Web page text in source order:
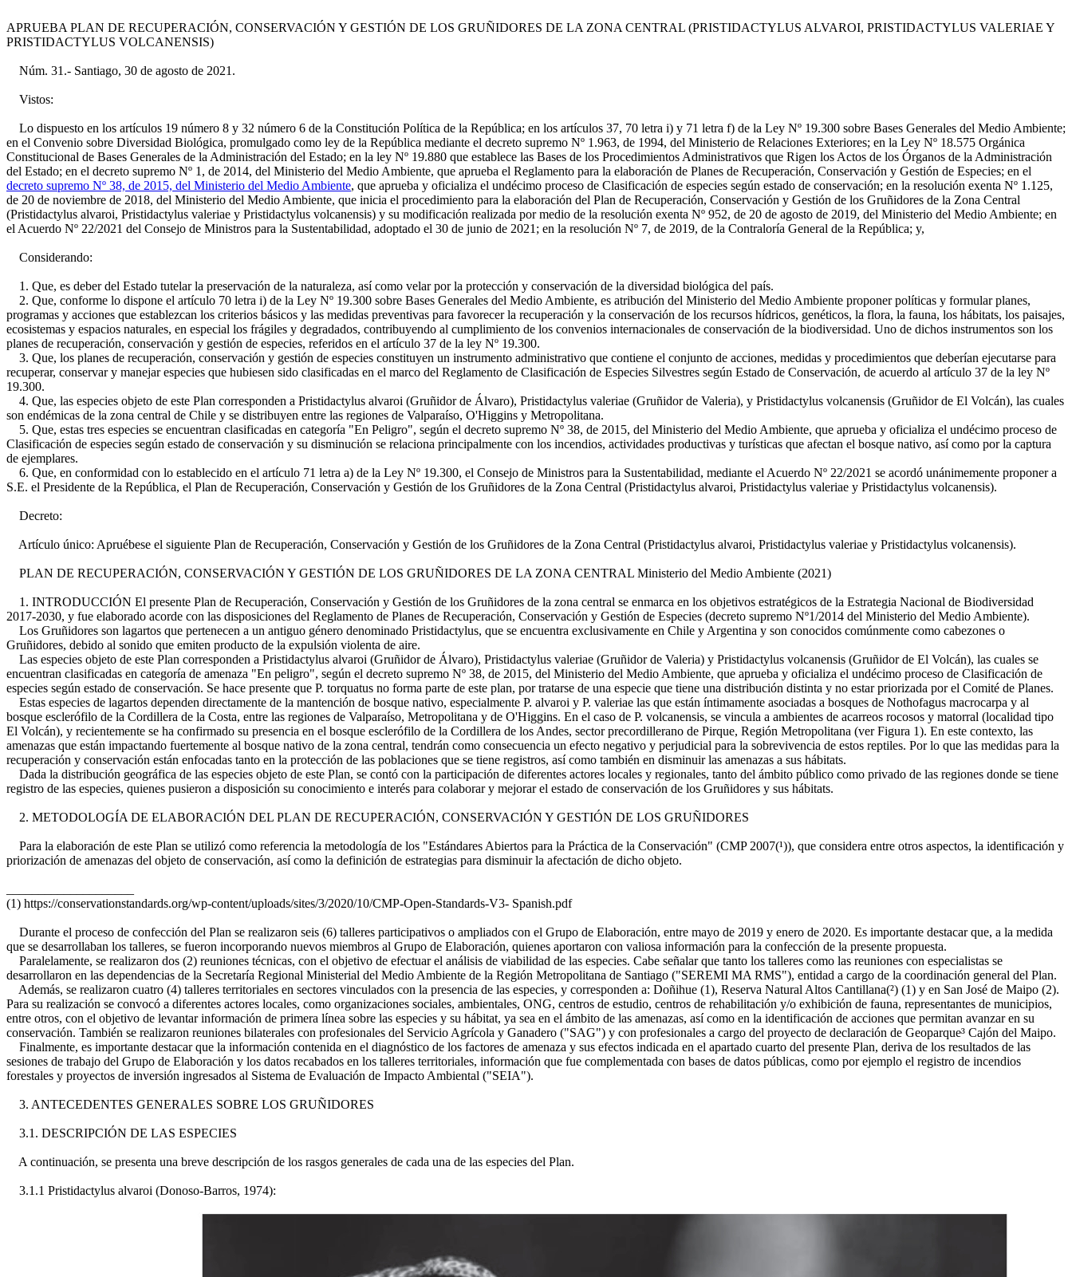
APRUEBA PLAN DE RECUPERACIÓN, CONSERVACIÓN Y GESTIÓN DE LOS GRUÑIDORES DE LA ZONA CENTRAL (PRISTIDACTYLUS ALVAROI, PRISTIDACTYLUS VALERIAE Y
PRISTIDACTYLUS VOLCANENSIS)
Núm. 31.- Santiago, 30 de agosto de 2021.
Vistos:
Lo dispuesto en los artículos 19 número 8 y 32 número 6 de la Constitución Política de la República; en los artículos 37, 70 letra i) y 71 letra f) de la Ley Nº 19.300 sobre Bases Generales del Medio Ambiente;
en el Convenio sobre Diversidad Biológica, promulgado como ley de la República mediante el decreto supremo Nº 1.963, de 1994, del Ministerio de Relaciones Exteriores; en la Ley Nº 18.575 Orgánica
Constitucional de Bases Generales de la Administración del Estado; en la ley Nº 19.880 que establece las Bases de los Procedimientos Administrativos que Rigen los Actos de los Órganos de la Administración
del Estado; en el decreto supremo Nº 1, de 2014, del Ministerio del Medio Ambiente, que aprueba el Reglamento para la elaboración de Planes de Recuperación, Conservación y Gestión de Especies; en el
decreto supremo Nº 38, de 2015, del Ministerio del Medio Ambiente, que aprueba y oficializa el undécimo proceso de Clasificación de especies según estado de conservación; en la resolución exenta Nº 1.125,
de 20 de noviembre de 2018, del Ministerio del Medio Ambiente, que inicia el procedimiento para la elaboración del Plan de Recuperación, Conservación y Gestión de los Gruñidores de la Zona Central
(Pristidactylus alvaroi, Pristidactylus valeriae y Pristidactylus volcanensis) y su modificación realizada por medio de la resolución exenta Nº 952, de 20 de agosto de 2019, del Ministerio del Medio Ambiente; en
el Acuerdo Nº 22/2021 del Consejo de Ministros para la Sustentabilidad, adoptado el 30 de junio de 2021; en la resolución Nº 7, de 2019, de la Contraloría General de la República; y,
Considerando:
1. Que, es deber del Estado tutelar la preservación de la naturaleza, así como velar por la protección y conservación de la diversidad biológica del país.
2. Que, conforme lo dispone el artículo 70 letra i) de la Ley Nº 19.300 sobre Bases Generales del Medio Ambiente, es atribución del Ministerio del Medio Ambiente proponer políticas y formular planes,
programas y acciones que establezcan los criterios básicos y las medidas preventivas para favorecer la recuperación y la conservación de los recursos hídricos, genéticos, la flora, la fauna, los hábitats, los paisajes,
ecosistemas y espacios naturales, en especial los frágiles y degradados, contribuyendo al cumplimiento de los convenios internacionales de conservación de la biodiversidad. Uno de dichos instrumentos son los
planes de recuperación, conservación y gestión de especies, referidos en el artículo 37 de la ley Nº 19.300.
3. Que, los planes de recuperación, conservación y gestión de especies constituyen un instrumento administrativo que contiene el conjunto de acciones, medidas y procedimientos que deberían ejecutarse para
recuperar, conservar y manejar especies que hubiesen sido clasificadas en el marco del Reglamento de Clasificación de Especies Silvestres según Estado de Conservación, de acuerdo al artículo 37 de la ley Nº
19.300.
4. Que, las especies objeto de este Plan corresponden a Pristidactylus alvaroi (Gruñidor de Álvaro), Pristidactylus valeriae (Gruñidor de Valeria), y Pristidactylus volcanensis (Gruñidor de El Volcán), las cuales
son endémicas de la zona central de Chile y se distribuyen entre las regiones de Valparaíso, O'Higgins y Metropolitana.
5. Que, estas tres especies se encuentran clasificadas en categoría "En Peligro", según el decreto supremo Nº 38, de 2015, del Ministerio del Medio Ambiente, que aprueba y oficializa el undécimo proceso de
Clasificación de especies según estado de conservación y su disminución se relaciona principalmente con los incendios, actividades productivas y turísticas que afectan el bosque nativo, así como por la captura
de ejemplares.
6. Que, en conformidad con lo establecido en el artículo 71 letra a) de la Ley Nº 19.300, el Consejo de Ministros para la Sustentabilidad, mediante el Acuerdo Nº 22/2021 se acordó unánimemente proponer a
S.E. el Presidente de la República, el Plan de Recuperación, Conservación y Gestión de los Gruñidores de la Zona Central (Pristidactylus alvaroi, Pristidactylus valeriae y Pristidactylus volcanensis).
Decreto:
Artículo único: Apruébese el siguiente Plan de Recuperación, Conservación y Gestión de los Gruñidores de la Zona Central (Pristidactylus alvaroi, Pristidactylus valeriae y Pristidactylus volcanensis).
PLAN DE RECUPERACIÓN, CONSERVACIÓN Y GESTIÓN DE LOS GRUÑIDORES DE LA ZONA CENTRAL Ministerio del Medio Ambiente (2021)
1. INTRODUCCIÓN El presente Plan de Recuperación, Conservación y Gestión de los Gruñidores de la zona central se enmarca en los objetivos estratégicos de la Estrategia Nacional de Biodiversidad
2017-2030, y fue elaborado acorde con las disposiciones del Reglamento de Planes de Recuperación, Conservación y Gestión de Especies (decreto supremo Nº1/2014 del Ministerio del Medio Ambiente).
Los Gruñidores son lagartos que pertenecen a un antiguo género denominado Pristidactylus, que se encuentra exclusivamente en Chile y Argentina y son conocidos comúnmente como cabezones o
Gruñidores, debido al sonido que emiten producto de la expulsión violenta de aire.
Las especies objeto de este Plan corresponden a Pristidactylus alvaroi (Gruñidor de Álvaro), Pristidactylus valeriae (Gruñidor de Valeria) y Pristidactylus volcanensis (Gruñidor de El Volcán), las cuales se
encuentran clasificadas en categoría de amenaza "En peligro", según el decreto supremo Nº 38, de 2015, del Ministerio del Medio Ambiente, que aprueba y oficializa el undécimo proceso de Clasificación de
especies según estado de conservación. Se hace presente que P. torquatus no forma parte de este plan, por tratarse de una especie que tiene una distribución distinta y no estar priorizada por el Comité de Planes.
Estas especies de lagartos dependen directamente de la mantención de bosque nativo, especialmente P. alvaroi y P. valeriae las que están íntimamente asociadas a bosques de Nothofagus macrocarpa y al
bosque esclerófilo de la Cordillera de la Costa, entre las regiones de Valparaíso, Metropolitana y de O'Higgins. En el caso de P. volcanensis, se vincula a ambientes de acarreos rocosos y matorral (localidad tipo
El Volcán), y recientemente se ha confirmado su presencia en el bosque esclerófilo de la Cordillera de los Andes, sector precordillerano de Pirque, Región Metropolitana (ver Figura 1). En este contexto, las
amenazas que están impactando fuertemente al bosque nativo de la zona central, tendrán como consecuencia un efecto negativo y perjudicial para la sobrevivencia de estos reptiles. Por lo que las medidas para la
recuperación y conservación están enfocadas tanto en la protección de las poblaciones que se tiene registros, así como también en disminuir las amenazas a sus hábitats.
Dada la distribución geográfica de las especies objeto de este Plan, se contó con la participación de diferentes actores locales y regionales, tanto del ámbito público como privado de las regiones donde se tiene
registro de las especies, quienes pusieron a disposición su conocimiento e interés para colaborar y mejorar el estado de conservación de los Gruñidores y sus hábitats.
2. METODOLOGÍA DE ELABORACIÓN DEL PLAN DE RECUPERACIÓN, CONSERVACIÓN Y GESTIÓN DE LOS GRUÑIDORES
Para la elaboración de este Plan se utilizó como referencia la metodología de los "Estándares Abiertos para la Práctica de la Conservación" (CMP 2007(¹)), que considera entre otros aspectos, la identificación y
priorización de amenazas del objeto de conservación, así como la definición de estrategias para disminuir la afectación de dicho objeto.
(1) https://conservationstandards.org/wp-content/uploads/sites/3/2020/10/CMP-Open-Standards-V3- Spanish.pdf
Durante el proceso de confección del Plan se realizaron seis (6) talleres participativos o ampliados con el Grupo de Elaboración, entre mayo de 2019 y enero de 2020. Es importante destacar que, a la medida
que se desarrollaban los talleres, se fueron incorporando nuevos miembros al Grupo de Elaboración, quienes aportaron con valiosa información para la confección de la presente propuesta.
Paralelamente, se realizaron dos (2) reuniones técnicas, con el objetivo de efectuar el análisis de viabilidad de las especies. Cabe señalar que tanto los talleres como las reuniones con especialistas se
desarrollaron en las dependencias de la Secretaría Regional Ministerial del Medio Ambiente de la Región Metropolitana de Santiago ("SEREMI MA RMS"), entidad a cargo de la coordinación general del Plan.
Además, se realizaron cuatro (4) talleres territoriales en sectores vinculados con la presencia de las especies, y corresponden a: Doñihue (1), Reserva Natural Altos Cantillana(²) (1) y en San José de Maipo (2).
Para su realización se convocó a diferentes actores locales, como organizaciones sociales, ambientales, ONG, centros de estudio, centros de rehabilitación y/o exhibición de fauna, representantes de municipios,
entre otros, con el objetivo de levantar información de primera línea sobre las especies y su hábitat, ya sea en el ámbito de las amenazas, así como en la identificación de acciones que permitan avanzar en su
conservación. También se realizaron reuniones bilaterales con profesionales del Servicio Agrícola y Ganadero ("SAG") y con profesionales a cargo del proyecto de declaración de Geoparque³ Cajón del Maipo.
Finalmente, es importante destacar que la información contenida en el diagnóstico de los factores de amenaza y sus efectos indicada en el apartado cuarto del presente Plan, deriva de los resultados de las
sesiones de trabajo del Grupo de Elaboración y los datos recabados en los talleres territoriales, información que fue complementada con bases de datos públicas, como por ejemplo el registro de incendios
forestales y proyectos de inversión ingresados al Sistema de Evaluación de Impacto Ambiental ("SEIA").
3. ANTECEDENTES GENERALES SOBRE LOS GRUÑIDORES
3.1. DESCRIPCIÓN DE LAS ESPECIES
A continuación, se presenta una breve descripción de los rasgos generales de cada una de las especies del Plan.
3.1.1 Pristidactylus alvaroi (Donoso-Barros, 1974):